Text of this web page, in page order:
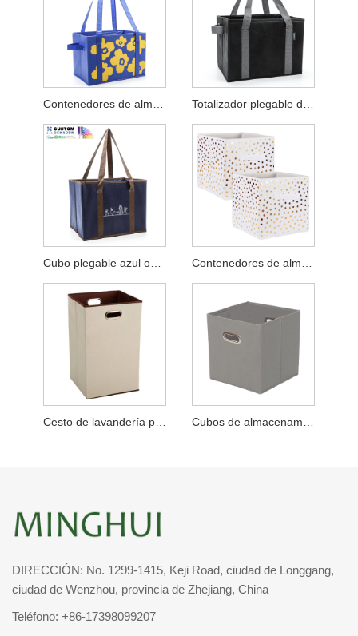
Cubo plegable azul oscuro
Cesto de lavandería plegable rectangular
DIRECCIÓN: No. 1299-1415, Keji Road, ciudad de Longgang,
ciudad de Wenzhou, provincia de Zhejiang, China
Teléfono: +86-17398099207